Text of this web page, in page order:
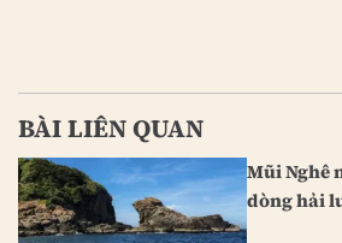
BÀI LIÊN QUAN
Mũi Nghê
dòng hải